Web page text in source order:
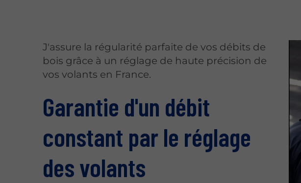
J'assure la régularité parfaite de vos débits de
bois grâce à un réglage de haute précision de
vos volants en France.
Garantie d'un débit
constant par le réglage
des volants